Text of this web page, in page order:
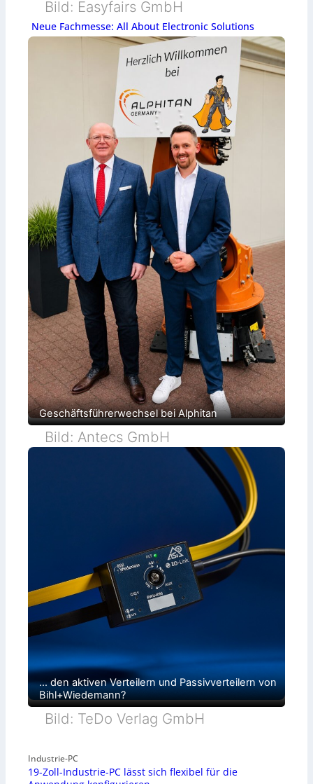
Bild: Easyfairs GmbH
Neue Fachmesse: All About Electronic Solutions
Geschäftsführerwechsel bei Alphitan
Bild: Antecs GmbH
… den aktiven Verteilern und Passivverteilern von
Bihl+Wiedemann?
Bild: TeDo Verlag GmbH
Industrie-PC
19-Zoll-Industrie-PC lässt sich flexibel für die